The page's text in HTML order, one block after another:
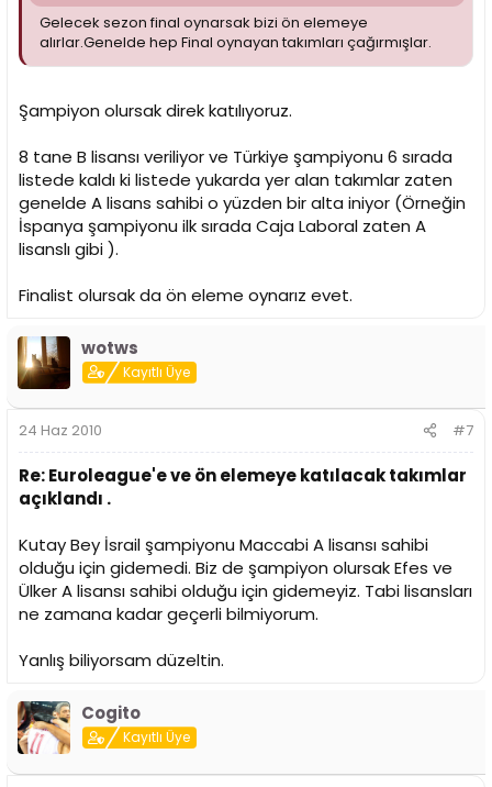
Gelecek sezon final oynarsak bizi ön elemeye
alırlar.Genelde hep Final oynayan takımları çağırmışlar.
Şampiyon olursak direk katılıyoruz.
8 tane B lisansı veriliyor ve Türkiye şampiyonu 6 sırada
listede kaldı ki listede yukarda yer alan takımlar zaten
genelde A lisans sahibi o yüzden bir alta iniyor (Örneğin
İspanya şampiyonu ilk sırada Caja Laboral zaten A
lisanslı gibi ).
Finalist olursak da ön eleme oynarız evet.
wotws
Kayıtlı Üye
24 Haz 2010 #7
Re: Euroleague'e ve ön elemeye katılacak takımlar
açıklandı .
Kutay Bey İsrail şampiyonu Maccabi A lisansı sahibi
olduğu için gidemedi. Biz de şampiyon olursak Efes ve
Ülker A lisansı sahibi olduğu için gidemeyiz. Tabi lisansları
ne zamana kadar geçerli bilmiyorum.
Yanlış biliyorsam düzeltin.
Cogito
Kayıtlı Üye